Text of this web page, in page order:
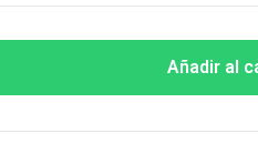
Añadir al